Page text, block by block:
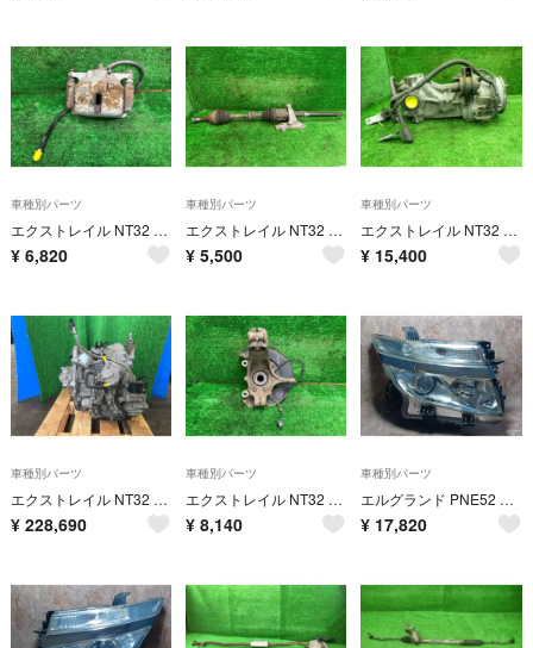
車種別パーツ
エクストレイル NT32 左フロントキャリパー 20XT エマージェンシー 4WD 5人 41011-4BA0A RAQ
¥ 6,820
車種別パーツ
エクストレイル NT32 右フロントドライブシャフト 20XT エマージェンシー 4WD 5人 39100-4BB1B RAQ
¥ 5,500
車種別パーツ
エクストレイル NT32 リアリジットデフ・デフギア・リアデフ 20XT エマージェンシー 4WD 5人 38300-4BF0A RAQ
¥ 15,400
車種別パーツ
エクストレイル NT32 オートマミッション・ATミッション 20XT エマージェンシー 4WD 5人 31020-3VX2D RAQ
¥ 228,690
車種別パーツ
エクストレイル NT32 右フロントナックルハブ 20XT エマージェンシー 4WD 5人 40014-4CE0A RAQ
¥ 8,140
車種別パーツ
エルグランド PNE52 右ヘッドランプ・ヘッドライト 350ハイウェイスター コイト 100-23009 26010-1JB1A
¥ 17,820